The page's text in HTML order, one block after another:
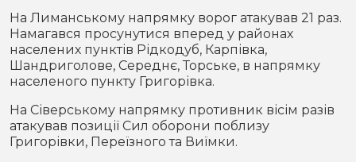
На Лиманському напрямку ворог атакував 21 раз.
Намагався просунутися вперед у районах
населених пунктів Рідкодуб, Карпівка,
Шандриголове, Середнє, Торське, в напрямку
населеного пункту Григорівка.
На Сіверському напрямку противник вісім разів
атакував позиції Сил оборони поблизу
Григорівки, Переїзного та Виїмки.